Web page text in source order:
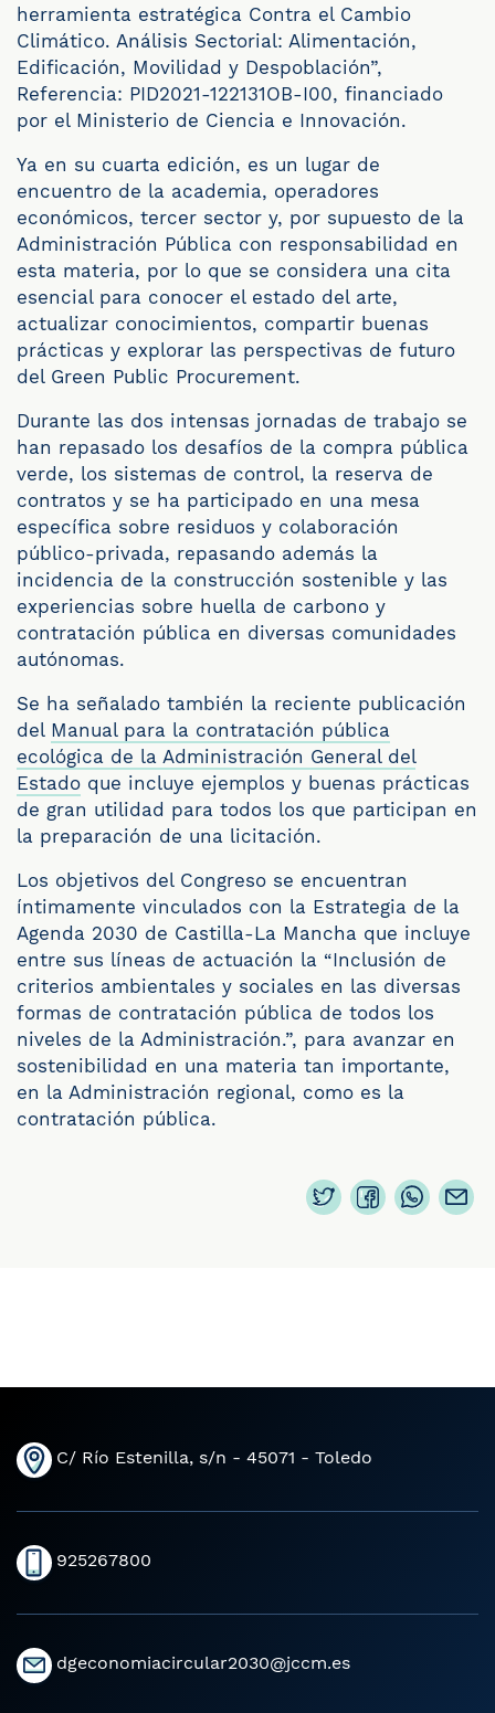
herramienta estratégica Contra el Cambio
Climático. Análisis Sectorial: Alimentación,
Edificación, Movilidad y Despoblación”,
Referencia: PID2021-122131OB-I00, financiado
por el Ministerio de Ciencia e Innovación.
Ya en su cuarta edición, es un lugar de
encuentro de la academia, operadores
económicos, tercer sector y, por supuesto de la
Administración Pública con responsabilidad en
esta materia, por lo que se considera una cita
esencial para conocer el estado del arte,
actualizar conocimientos, compartir buenas
prácticas y explorar las perspectivas de futuro
del Green Public Procurement.
Durante las dos intensas jornadas de trabajo se
han repasado los desafíos de la compra pública
verde, los sistemas de control, la reserva de
contratos y se ha participado en una mesa
específica sobre residuos y colaboración
público-privada, repasando además la
incidencia de la construcción sostenible y las
experiencias sobre huella de carbono y
contratación pública en diversas comunidades
autónomas.
Se ha señalado también la reciente publicación
del Manual para la contratación pública
ecológica de la Administración General del
Estado que incluye ejemplos y buenas prácticas
de gran utilidad para todos los que participan en
la preparación de una licitación.
Los objetivos del Congreso se encuentran
íntimamente vinculados con la Estrategia de la
Agenda 2030 de Castilla-La Mancha que incluye
entre sus líneas de actuación la “Inclusión de
criterios ambientales y sociales en las diversas
formas de contratación pública de todos los
niveles de la Administración.”, para avanzar en
sostenibilidad en una materia tan importante,
en la Administración regional, como es la
contratación pública.
C/ Río Estenilla, s/n - 45071 - Toledo
925267800
dgeconomiacircular2030@jccm.es